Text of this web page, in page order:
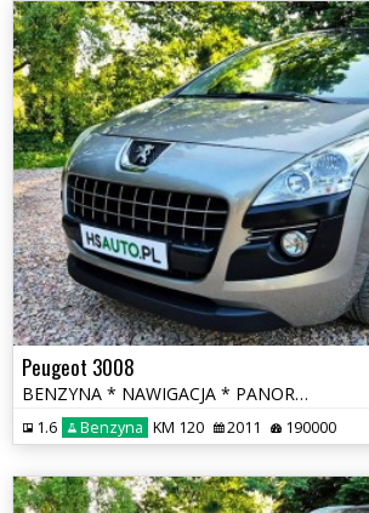
Peugeot 3008
BENZYNA * NAWIGACJA * PANORAMA * super * okazja * polecamy
1.6 Benzyna KM 120 2011 190000